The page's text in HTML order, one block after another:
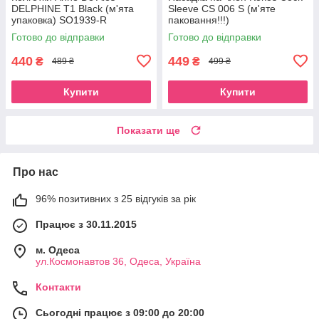
DELPHINE T1 Black (м'ята
упаковка) SO1939-R
Готово до відправки
440 ₴ 489 ₴
Купити
Sleeve CS 006 S (м'яте
паковання!!!)
Готово до відправки
449 ₴ 499 ₴
Купити
Показати ще
Про нас
96% позитивних з 25 відгуків за рік
Працює з 30.11.2015
м. Одеса
ул.Космонавтов 36, Одеса, Україна
Контакти
Сьогодні працює з 09:00 до 20:00